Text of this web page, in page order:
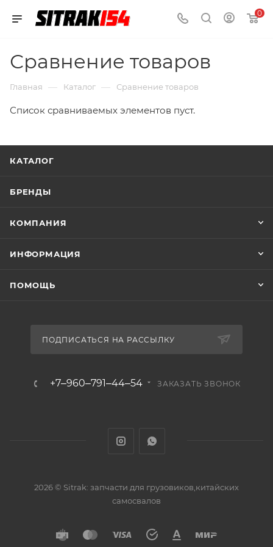
0
Сравнение товаров
Главная — Каталог — Сравнение товаров
Список сравниваемых элементов пуст.
КАТАЛОГ
БРЕНДЫ
КОМПАНИЯ
ИНФОРМАЦИЯ
ПОМОЩЬ
ПОДПИСАТЬСЯ НА РАССЫЛКУ
+7‒960‒791‒44‒54 ЗАКАЗАТЬ ЗВОНОК
2026 © Sitrak: запчасти для грузовиков,китайских
самосвалов